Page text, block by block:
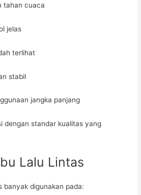
tahan cuaca
jelas
terlihat
stabil
jangka panjang
dengan standar kualitas yang
Lalu Lintas
banyak digunakan pada: